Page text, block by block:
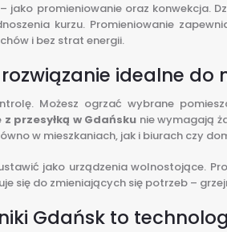
jako promieniowanie oraz konwekcja.
kurzu. Promieniowanie
i bez strat energii.
idealne
Możesz ogrzać wybrane
przesyłką w Gdańsku nie wymagają
w mieszkaniach, jak i biurach czy
jako urządzenia wolnostojące.
się do zmieniających się potrzeb –
Gdańsk to